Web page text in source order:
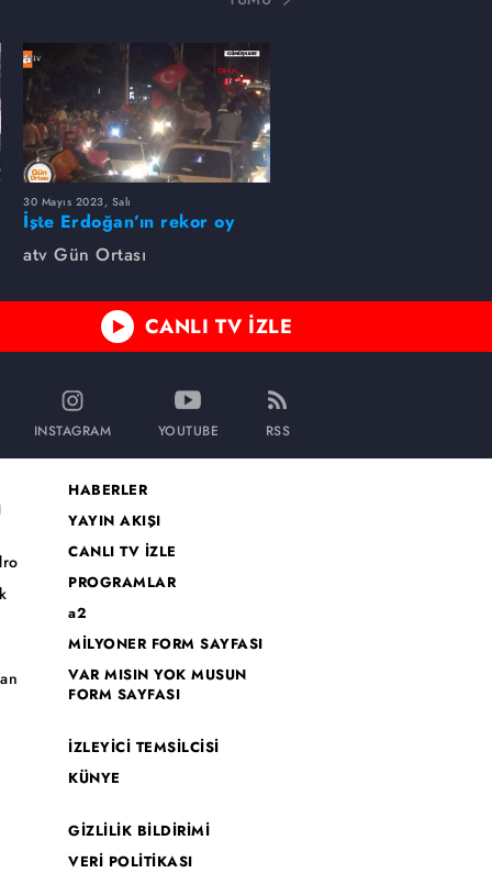
30 Mayıs 2023, Salı
İşte Erdoğan’ın rekor oy
aldığı kentler
atv Gün Ortası
CANLI TV İZLE
INSTAGRAM YOUTUBE RSS
HABERLER
YAYIN AKIŞI
CANLI TV İZLE
PROGRAMLAR
a2
MİLYONER FORM SAYFASI
VAR MISIN YOK MUSUN
FORM SAYFASI
İZLEYİCİ TEMSİLCİSİ
KÜNYE
GİZLİLİK BİLDİRİMİ
VERİ POLİTİKASI